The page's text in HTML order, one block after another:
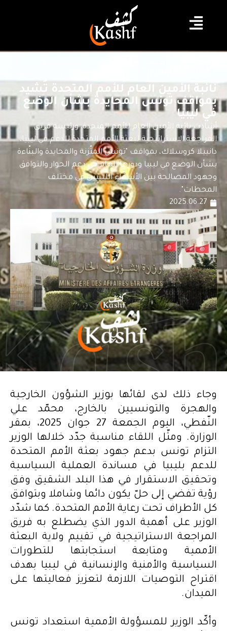
نائبة الأمين العام للأمم المتحدة تُشيد
بمواقف تونس المحايدة بشأن الوضع
في ليبيا
أشادت نائبة الأمين العام للأمم المتحدة، ورئيسة فريق
المراجعة الاستراتيجية لبعثة الأمم المتحدة للدعم في ليبيا،
دانييلا كروسلاك، بمواقف "تونس المتّزنة والمحايدة والبنّاءة
بشأن الوضع في ليبيا ودورها الهام في دعم الحوار والتوافق
وجهود المصالحة بين الأشقّاء الليبيين في مختلف
المحطات".
2025.06.27
وجاء ذلك لدى لقائها بوزير الشؤون الخارجية
والهجرة والتونسيين بالخارج، محمّد علي
النّفطي، اليوم الجمعة 27 جوان 2025، بمقر
الوزارة. ومثّل اللقاء مناسبة جدّد خلالها الوزير
التزام تونس بدعم جهود بعثة الأمم المتحدة
للدعم بليبيا في مساندة العملية السياسية
وتحقيق الاستقرار في هذا البلد الشقيق وفق
رؤية تفضي إلى حلّ يكون دائما وشاملا وبتوافق
كل الأطراف تحت رعاية الأمم المتحدة. كما شدّد
الوزير على أهمية الدور الذي يضطلع به فريق
المراجعة الاستراتيجية في تقييم ولاية البعثة
الأممية ومتابعة استجابتها للتطورات
السياسية والأمنية والإنسانية في ليبيا بهدف
اقتراح التوصيات اللازمة لتعزيز فعاليتها على
الميدان.
وأكّد الوزير للمسؤولة الأممية استعداد تونس